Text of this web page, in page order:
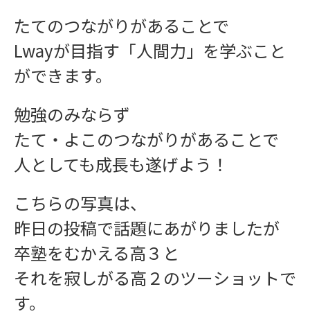
インフォメーション
お問い合わせ
たてのつながりがあることで
Lwayが目指す「人間力」を学ぶこと
ができます。
勉強のみならず
たて・よこのつながりがあることで
人としても成長も遂げよう！
こちらの写真は、
昨日の投稿で話題にあがりましたが
卒塾をむかえる高３と
それを寂しがる高２のツーショットで
す。